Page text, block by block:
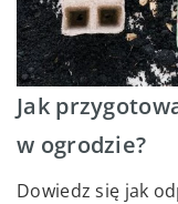
Jak
w ogrodzie?
Dowiedz się jak